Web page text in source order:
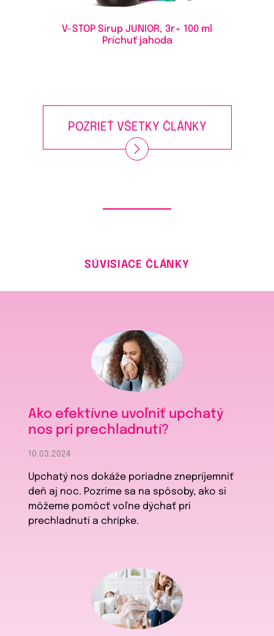
V-STOP Sirup JUNIOR, 3r+ 100 ml
Príchuť jahoda
POZRIEŤ VŠETKY ČLÁNKY
SÚVISIACE ČLÁNKY
Ako efektívne uvoľniť upchatý
nos pri prechladnutí?
10.03.2024
Upchatý nos dokáže poriadne znepríjemniť
deň aj noc. Pozrime sa na spôsoby, ako si
môžeme pomôcť voľne dýchať pri
prechladnutí a chrípke.